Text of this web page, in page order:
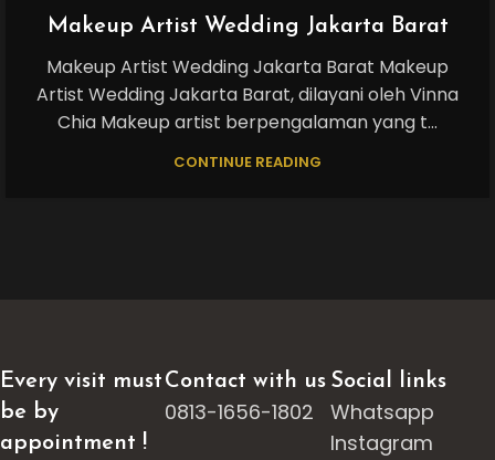
Makeup Artist Wedding Jakarta Barat
Makeup Artist Wedding Jakarta Barat Makeup
Artist Wedding Jakarta Barat, dilayani oleh Vinna
Chia Makeup artist berpengalaman yang t...
CONTINUE READING
Every visit must
be by
appointment !
Contact with us
0813-1656-1802
Social links
Whatsapp
Instagram